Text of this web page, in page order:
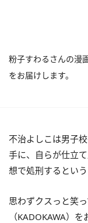
粉子すわるさんの漫
をお届けします。
不治よしこは男子
手に、自らが仕立
想で処刑するとい
思わずクスっと笑
（KADOKAWA）